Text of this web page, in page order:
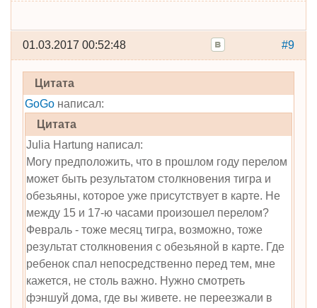
#9
01.03.2017 00:52:48
Цитата
GoGoнаписал:
Цитата
Julia Hartung написал:
Могу предположить, что в прошлом году перелом
может быть результатом столкновения тигра и
обезьяны, которое уже присутствует в карте. Не
между 15 и 17-ю часами произошел перелом?
Февраль - тоже месяц тигра, возможно, тоже
результат столкновения с обезьяной в карте. Где
ребенок спал непосредственно перед тем, мне
кажется, не столь важно. Нужно смотреть
фэншуй дома, где вы живете. не переезжали в